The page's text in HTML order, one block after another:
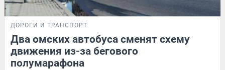
ДОРОГИ И ТРАНСПОРТ
Два омских автобуса сменят схему
движения из-за бегового
полумарафона